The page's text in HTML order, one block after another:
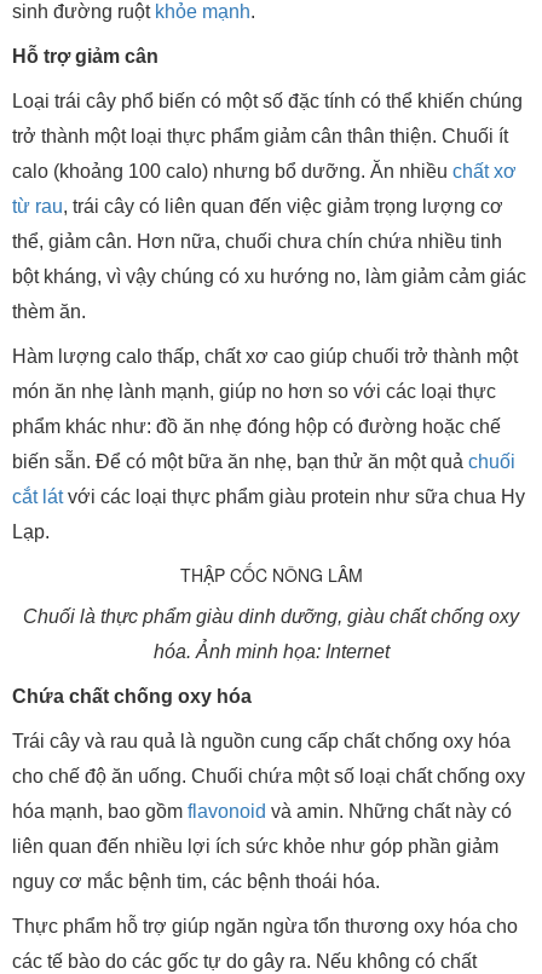
sinh đường ruộtkhỏe mạnh.
Hỗ trợ giảm cân
Loại trái cây phổ biến có một số đặc tính có thể khiến chúng
trở thành một loại thực phẩm giảm cân thân thiện. Chuối ít
calo (khoảng 100 calo) nhưng bổ dưỡng. Ăn nhiều chất xơ
từ rau, trái cây có liên quan đến việc giảm trọng lượng cơ
thể, giảm cân. Hơn nữa, chuối chưa chín chứa nhiều tinh
bột kháng, vì vậy chúng có xu hướng no, làm giảm cảm giác
thèm ăn.
Hàm lượng calo thấp, chất xơ cao giúp chuối trở thành một
món ăn nhẹ lành mạnh, giúp no hơn so với các loại thực
phẩm khác như: đồ ăn nhẹ đóng hộp có đường hoặc chế
biến sẵn. Để có một bữa ăn nhẹ, bạn thử ăn một quả chuối
cắt látvới các loại thực phẩm giàu protein như sữa chua Hy
Lạp.
Chuối là thực phẩm giàu dinh dưỡng, giàu chất chống oxy
hóa. Ảnh minh họa: Internet
Chứa chất chống oxy hóa
Trái cây và rau quả là nguồn cung cấp chất chống oxy hóa
cho chế độ ăn uống. Chuối chứa một số loại chất chống oxy
hóa mạnh, bao gồm flavonoid và amin. Những chất này có
liên quan đến nhiều lợi ích sức khỏe như góp phần giảm
nguy cơ mắc bệnh tim, các bệnh thoái hóa.
Thực phẩm hỗ trợ giúp ngăn ngừa tổn thương oxy hóa cho
các tế bào do các gốc tự do gây ra. Nếu không có chất